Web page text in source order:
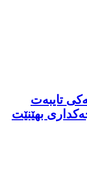
تایبەت
بهێنێت